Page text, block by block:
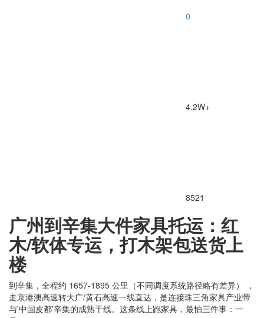
0
4.2W+
8521
广州到辛集大件家具托运：红
木/软体专运，打木架包送货上
楼
到辛集，全程约 1657-1895 公里（不同调度系统路径略有差异） ，
走京港澳高速转大广/黄石高速一线直达，是连接珠三角家具产业带
与'中国皮都'辛集的成熟干线。这条线上跑家具，最怕三件事：一